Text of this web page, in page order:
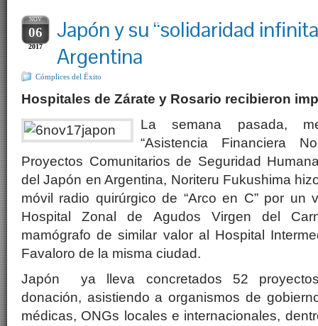
NOV
06
2017
Japón y su “solidaridad
Argentina
Cómplices del Ëxito
Hospitales de Zárate y Rosario recibieron
La semana pasada,
“Asistencia Financiera
Proyectos Comunitarios de Seguridad
del Japón en Argentina, Noriteru Fukushima
móvil radio quirúrgico de “Arco en C” por un
Hospital Zonal de Agudos Virgen del
mamógrafo de similar valor al Hospital
Favaloro de la misma ciudad.
Japón ya lleva concretados 52 proyectos
donación, asistiendo a organismos de
médicas, ONGs locales e internacionales,